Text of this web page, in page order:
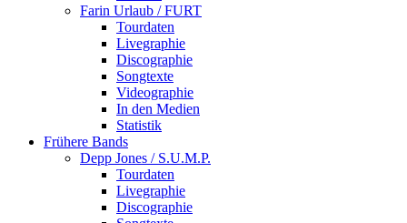
Farin Urlaub / FURT
Tourdaten
Livegraphie
Discographie
Songtexte
Videographie
In den Medien
Statistik
Frühere Bands
Depp Jones / S.U.M.P.
Tourdaten
Livegraphie
Discographie